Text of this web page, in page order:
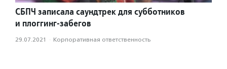
СБПЧ записала саундтрек для субботников
и плоггинг-забегов
29.07.2021 · Корпоративная ответственность